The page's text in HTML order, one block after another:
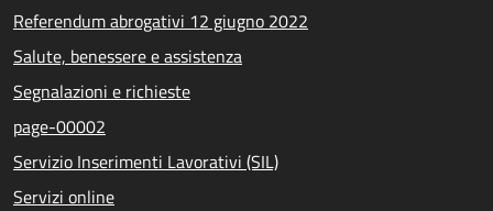
Referendum abrogativi 12 giugno 2022
Salute, benessere e assistenza
Segnalazioni e richieste
page-00002
Servizio Inserimenti Lavorativi (SIL)
Servizi online